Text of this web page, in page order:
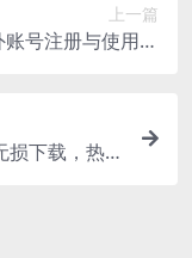
上一篇
号注册与使用入
损下载，热